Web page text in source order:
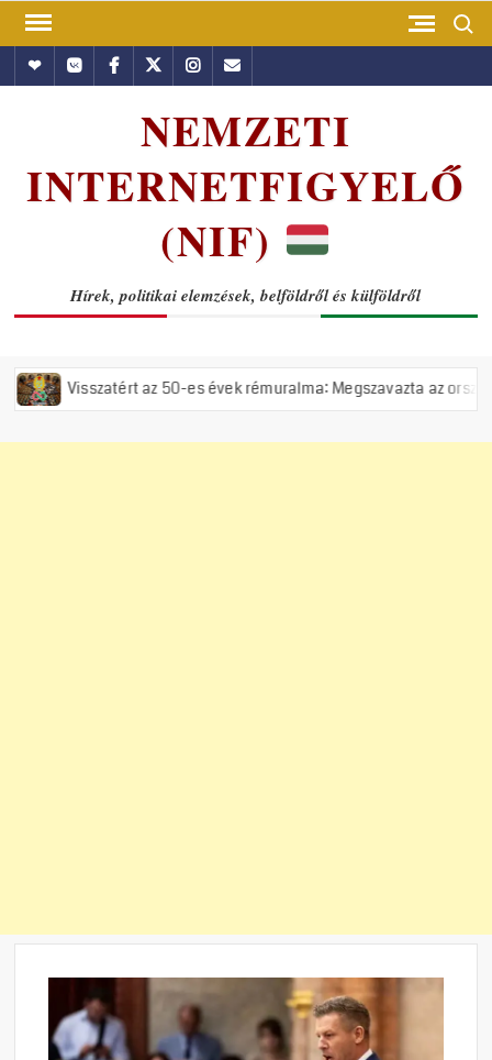
Skip
contentHundubVkontakte
Facebook
TwitterInstagram
Email
NEMZETI
INTERNETFIGYELŐ
(NIF)
Hírek, politikai elemzések, belföldről és külföldről
az 50-es évek rémuralma: Megszavazta az országgyűlés a tiszás